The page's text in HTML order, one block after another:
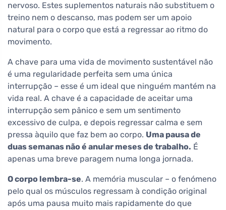
nervoso. Estes suplementos naturais não substituem o
treino nem o descanso, mas podem ser um apoio
natural para o corpo que está a regressar ao ritmo do
movimento.
A chave para uma vida de movimento sustentável não
é uma regularidade perfeita sem uma única
interrupção – esse é um ideal que ninguém mantém na
vida real. A chave é a capacidade de aceitar uma
interrupção sem pânico e sem um sentimento
excessivo de culpa, e depois regressar calma e sem
pressa àquilo que faz bem ao corpo. Uma pausa de
duas semanas não é anular meses de trabalho. É
apenas uma breve paragem numa longa jornada.
O corpo lembra-se. A memória muscular – o fenómeno
pelo qual os músculos regressam à condição original
após uma pausa muito mais rapidamente do que